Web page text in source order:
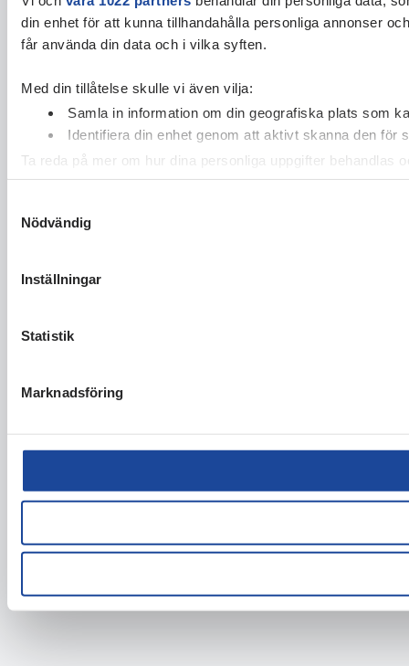
din enhet för att kunna tillhandahålla personliga annonser
får använda din data och i vilka syften.
Med din tillåtelse skulle vi även vilja:
Samla in information om din geografiska plats som
Identifiera din enhet genom att aktivt skanna den för
Ta reda på mer om hur dina personliga uppgifter behandlas
cookie-förklaringen.
Vi använder enhetsidentifierare för att anpassa innehållet
Nödvändig
Inställningar
Statistik
Marknadsföring